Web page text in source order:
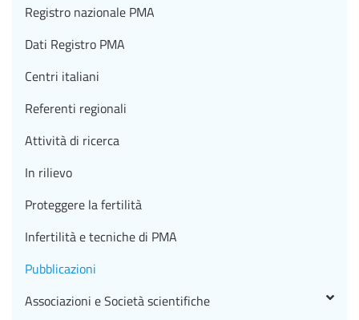
Registro nazionale PMA
Dati Registro PMA
Centri italiani
Referenti regionali
Attività di ricerca
In rilievo
Proteggere la fertilità
Infertilità e tecniche di PMA
Pubblicazioni
Associazioni e Società scientifiche